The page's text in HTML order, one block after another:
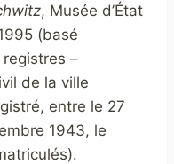
, Musée d’État
(basé
–
de la ville
entre le 27
1943, le